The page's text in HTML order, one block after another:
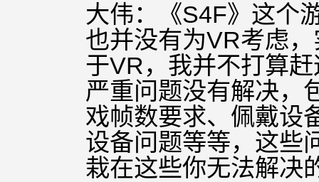
大伟：《S4F》这个
也并没有为VR考虑
于VR，我并不打算
严重问题没有解决，
戏帧数要求、佩戴设
设备问题等等，这些
栽在这些你无法解决